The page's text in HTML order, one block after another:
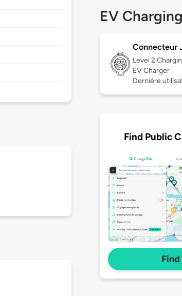
EV
Connecteur
Level 2
EV Charger
Dernière
Find Public